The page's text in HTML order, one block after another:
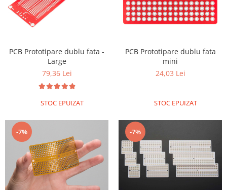
PCB Prototipare dublu fata -
Large
79,36 Lei
STOC EPUIZAT
PCB Prototipare dublu fata
mini
24,03 Lei
STOC EPUIZAT
-7% -7%